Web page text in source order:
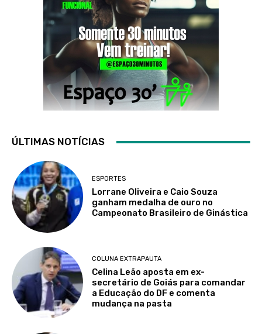
ÚLTIMAS NOTÍCIAS
ESPORTES
Lorrane Oliveira e Caio Souza
ganham medalha de ouro no
Campeonato Brasileiro de Ginástica
COLUNA EXTRAPAUTA
Celina Leão aposta em ex-
secretário de Goiás para comandar
a Educação do DF e comenta
mudança na pasta